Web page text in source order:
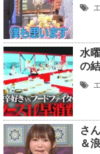
水
の
さ
＆